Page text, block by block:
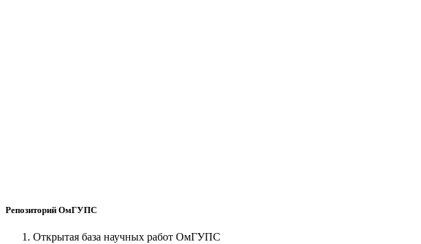
Репозиторий ОмГУПС
Открытая база научных работ ОмГУПС